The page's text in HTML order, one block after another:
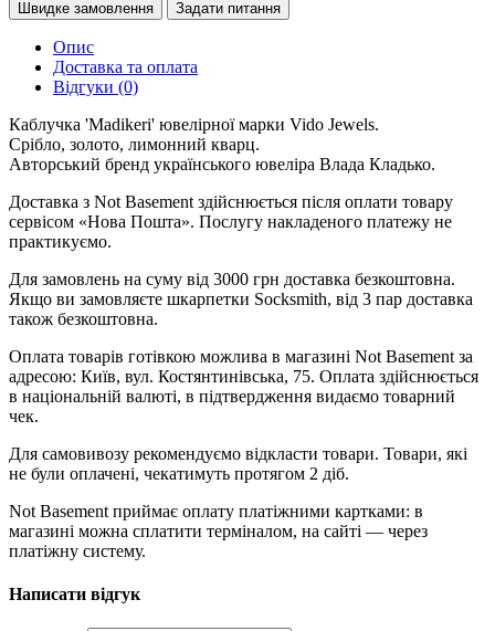
Швидке замовлення
Задати питання
Опис
Доставка та оплата
Відгуки (0)
Каблучка 'Madikeri' ювелірної марки Vido Jewels.
Срібло, золото, лимонний кварц.
Авторський бренд українського ювеліра Влада Кладько.
Доставка з Not Basement здійснюється після оплати товару
сервісом «Нова Пошта». Послугу накладеного платежу не
практикуємо.
Для замовлень на суму від 3000 грн доставка безкоштовна.
Якщо ви замовляєте шкарпетки Socksmith, від 3 пар доставка
також безкоштовна.
Оплата товарів готівкою можлива в магазині Not Basement за
адресою: Київ, вул. Костянтинівська, 75. Оплата здійснюється
в національній валюті, в підтвердження видаємо товарний
чек.
Для самовивозу рекомендуємо відкласти товари. Товари, які
не були оплачені, чекатимуть протягом 2 діб.
Not Basement приймає оплату платіжними картками: в
магазині можна сплатити терміналом, на сайті — через
платіжну систему.
Написати відгук